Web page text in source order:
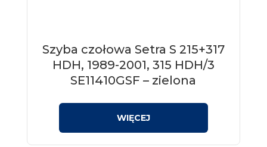
Szyba czołowa Setra S 215+317
HDH, 1989-2001, 315 HDH/3
SE11410GSF – zielona